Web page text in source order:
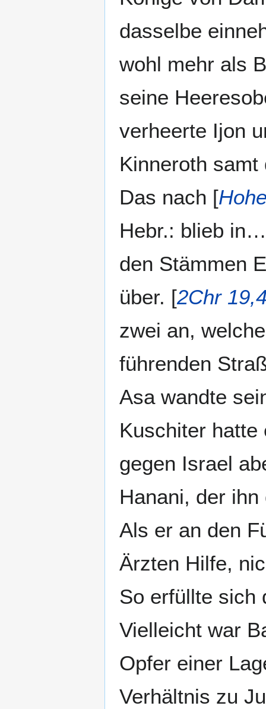
dasselbe
wohl mehr als
seine
verheerte Ijon
Kinneroth
Das nach [
Hebr.: blieb
den Stämmen
über. [2Chr
zwei an,
führenden
Asa wandte
Kuschiter hatte
gegen Israel
Hanani, der
Als er an den
Ärzten Hilfe,
So erfüllte sich
Vielleicht war
Opfer einer
Verhältnis zu